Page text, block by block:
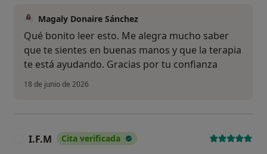
Magaly Donaire Sánchez
Qué bonito leer esto. Me alegra mucho saber
que te sientes en buenas manos y que la terapia
te está ayudando. Gracias por tu confianza
18 de junio de 2026
I.F.M Cita verificada